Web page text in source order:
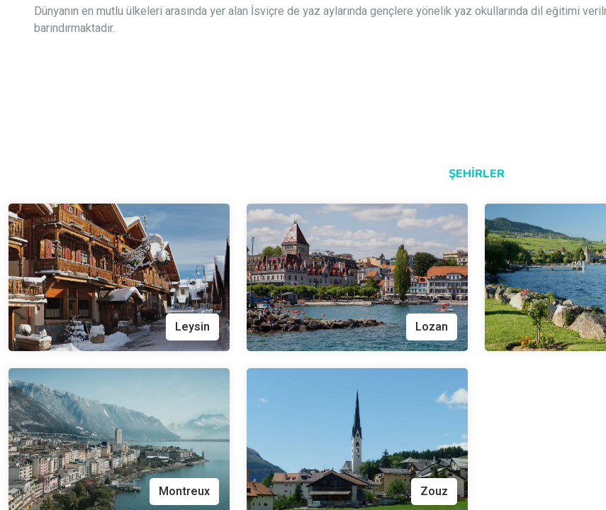
Dünyanın en mutlu ülkeleri arasında yer alan İsviçre de yaz aylarında gençlere yönelik yaz okullarında dil eğitimi
barındırmaktadır.
ŞEHIRLER
Leysin Lozan
Montreux Zouz